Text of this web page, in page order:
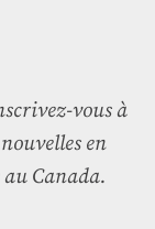
vous à
en
au Canada.